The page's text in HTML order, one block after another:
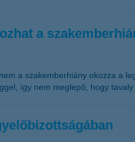
a
a szakemberhiány okozza a
így nem meglepő, hogy